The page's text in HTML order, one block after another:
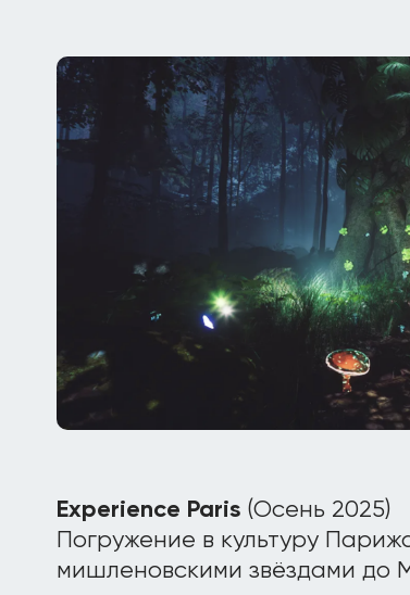
Experience Paris (Осень 2025)
Погружение в культуру
мишленовскими звёздами до